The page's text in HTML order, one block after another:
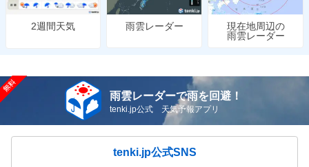
2週間天気 雨雲レーダー
現在地周辺の
雨雲レーダー
雨雲レーダーで雨を回避！
tenki.jp公式 天気予報アプリ
tenki.jp公式SNS